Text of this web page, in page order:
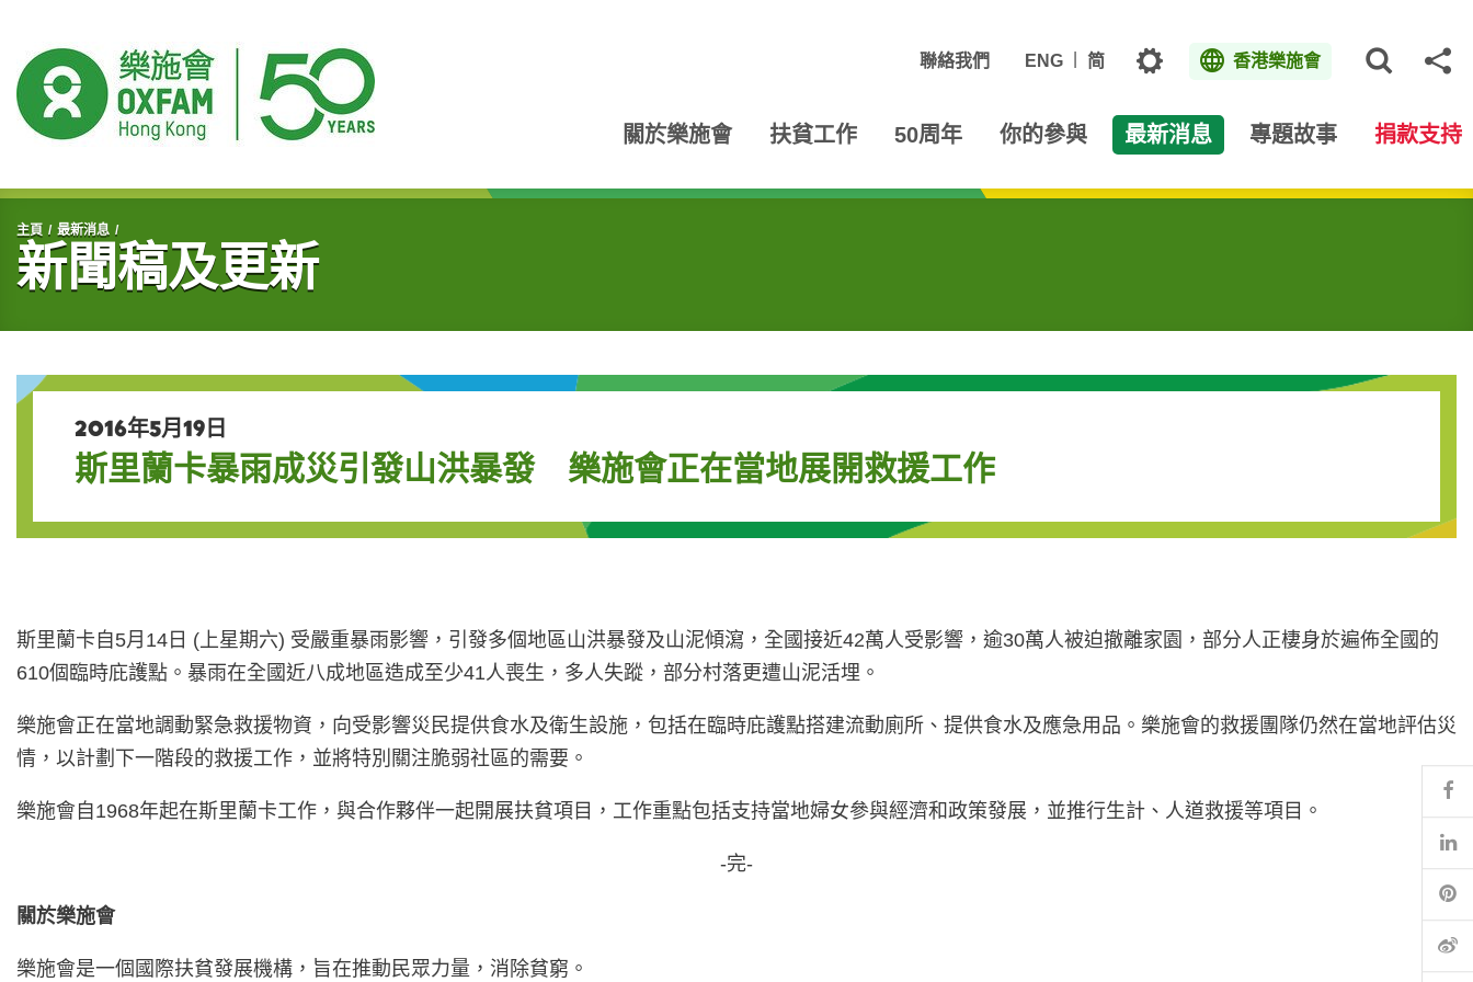
聯絡我們 ENG 简 主題 香港樂施會
關於樂施會 扶貧工作 50周年 你的參與 最新消息 專題故事 捐款支持
開始主要內容
主頁 最新消息
新聞稿及更新
2016年5月19日
斯里蘭卡暴雨成災引發山洪暴發 樂施會正在當地展開救援工作
斯里蘭卡自5月14日 (上星期六) 受嚴重暴雨影響，引發多個地區山洪暴發及山泥傾瀉，全國接近42萬人受影響，逾30萬人被迫撤離家園，部分人正棲身於遍佈全國的
610個臨時庇護點。暴雨在全國近八成地區造成至少41人喪生，多人失蹤，部分村落更遭山泥活埋。
樂施會正在當地調動緊急救援物資，向受影響災民提供食水及衛生設施，包括在臨時庇護點搭建流動廁所、提供食水及應急用品。樂施會的救援團隊仍然在當地評估災
情，以計劃下一階段的救援工作，並將特別關注脆弱社區的需要。
樂施會自1968年起在斯里蘭卡工作，與合作夥伴一起開展扶貧項目，工作重點包括支持當地婦女參與經濟和政策發展，並推行生計、人道救援等項目。
-完-
關於樂施會
樂施會是一個國際扶貧發展機構，旨在推動民眾力量，消除貧窮。